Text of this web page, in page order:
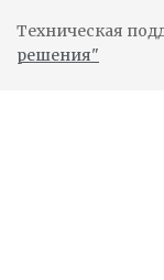
Техническая
решения"